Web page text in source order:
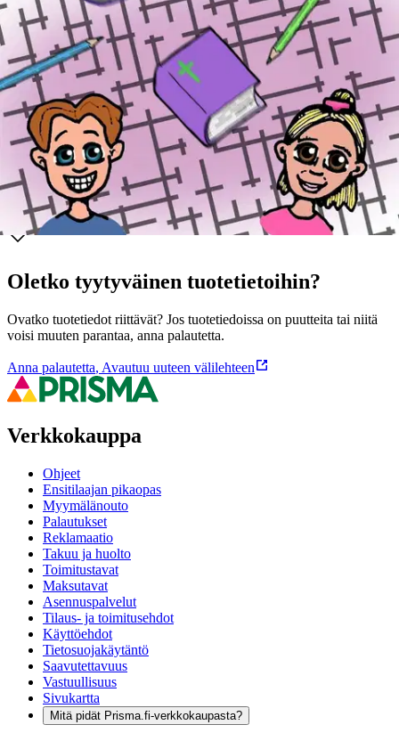
pohjat saa kopioida koko ryhmälle. Tämän materiaalipaketin 35
varttia auttavat pääsemään siitä ”jumista”, miten opettaa Raamattua
kouluikäiselle.Samalla työskentelyt seuraavat jumista eli ne on
jaoteltu viiteen osaan: johdanto, rippi, sana, ehtoollinen ja päätös.
Raamattuvartti-materiaalit ovat käytännönläheisiä ja ne on helppo
ottaa käyttöön vaikka osana seurakunnan kerhoja. Materiaalista saa
rakennettua myös pidempiä leirityöskentelyjä.
Näytä lisää tuotekuvausta
Ominaisuudet
Oletko tyytyväinen tuotetietoihin?
Ovatko tuotetiedot riittävät? Jos tuotetiedoissa on puutteita tai niitä
voisi muuten parantaa, anna palautetta.
Anna palautetta, Avautuu uuteen välilehteen
Verkkokauppa
Ohjeet
Ensitilaajan pikaopas
Myymälänouto
Palautukset
Reklamaatio
Takuu ja huolto
Toimitustavat
Maksutavat
Asennuspalvelut
Tilaus- ja toimitusehdot
Käyttöehdot
Tietosuojakäytäntö
Saavutettavuus
Vastuullisuus
Sivukartta
Mitä pidät Prisma.fi-verkkokaupasta?